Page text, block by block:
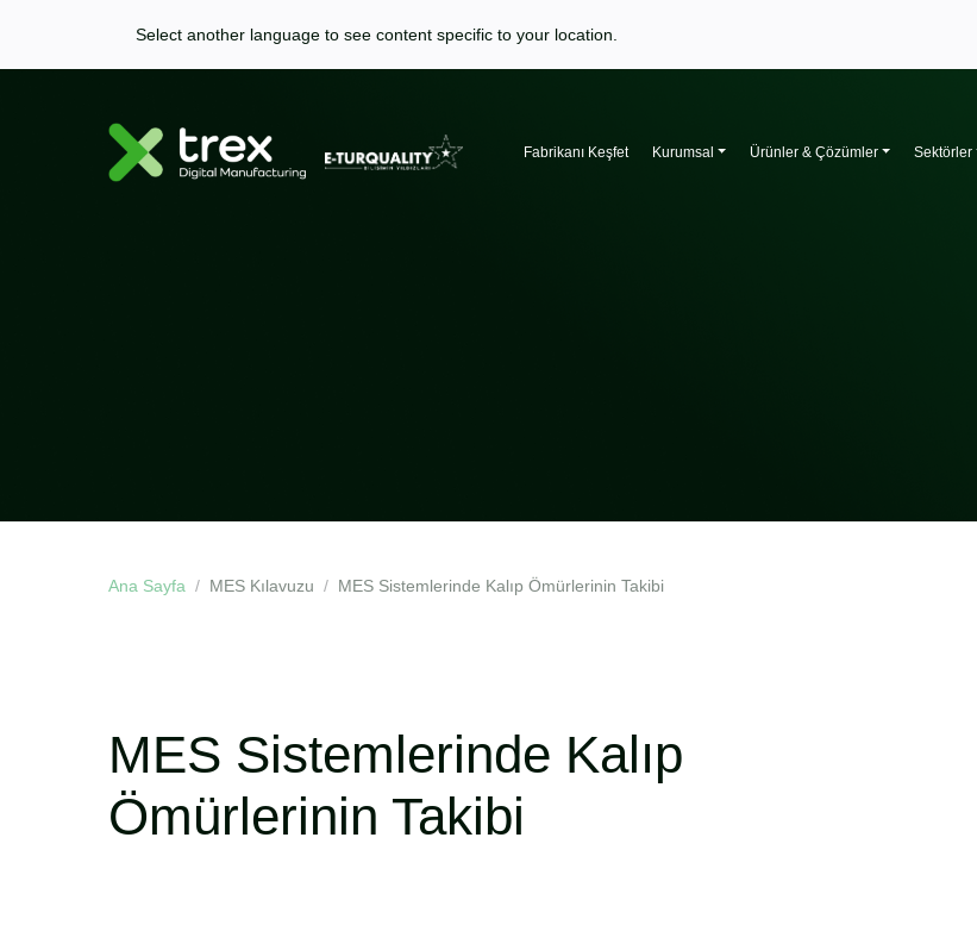
Select another language to see content specific to your location.
Fabrikanı Keşfet Kurumsal Ürünler & Çözümler Sektörler
Ana Sayfa MES Kılavuzu MES Sistemlerinde Kalıp Ömürlerinin Takibi
MES Sistemlerinde Kalıp
Ömürlerinin Takibi